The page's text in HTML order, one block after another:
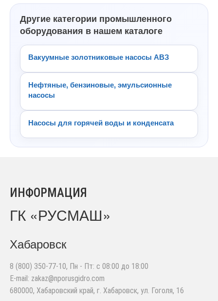
Другие категории промышленного
оборудования в нашем каталоге
Вакуумные золотниковые насосы АВЗ
Нефтяные, бензиновые, эмульсионные
насосы
Насосы для горячей воды и конденсата
ИНФОРМАЦИЯ
ГК «РУСМАШ»
Хабаровск
8 (800) 350-77-10, Пн - Пт: с 08:00 до 18:00
E-mail: zakaz@nporusgidro.com
680000, Хабаровский край, г. Хабаровск, ул. Гоголя, 16